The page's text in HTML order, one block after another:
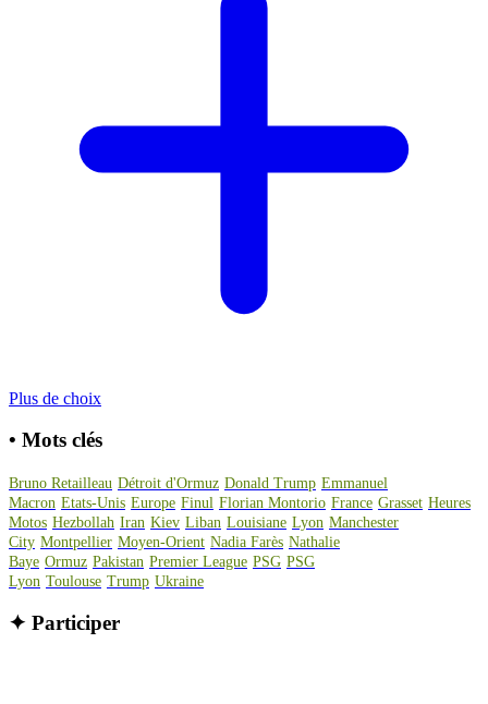
Plus de choix
• Mots clés
Bruno Retailleau Détroit d'Ormuz Donald Trump Emmanuel
Macron Etats-Unis Europe Finul Florian Montorio France Grasset Heures
Motos Hezbollah Iran Kiev Liban Louisiane Lyon Manchester
City Montpellier Moyen-Orient Nadia Farès Nathalie
Baye Ormuz Pakistan Premier League PSG PSG
Lyon Toulouse Trump Ukraine
✦ Participer